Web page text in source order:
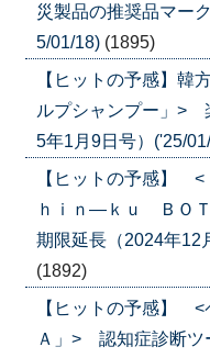
災製品の推奨品マー
5/01/18) (1895)
【ヒットの予感】
ルプシャンプー」>
5年1月9日号）('25/
【ヒットの予感】 <
ｈｉｎ―ｋｕ ＢＯ
期限延長（2024年12
(1892)
【ヒットの予感】
Ａ」> 認知症診断ツ